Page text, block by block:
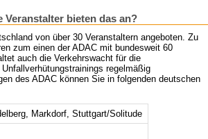
bieten das an?
von über 30 Veranstaltern angeboten. Zu
zum einen der ADAC mit bundesweit 60
auch die Verkehrswacht für die
regelmäßig
des ADAC können Sie in folgenden deutschen
Markdorf, Stuttgart/Solitude